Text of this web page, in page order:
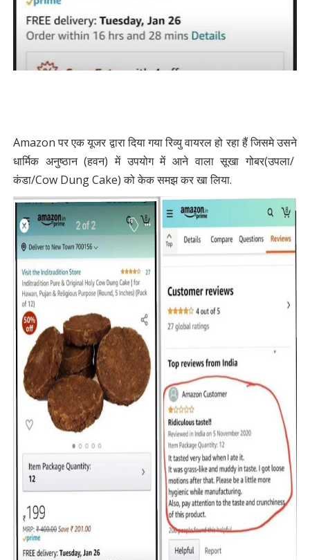
Amazon पर एक यूजर द्वारा दिया गया रिव्यु वायरल हो रहा हैं जिसमे उसने
धार्मिक अनुष्ठान (हवन) में उपयोग में आने वाला सूखा गोबर(उपला/
कंडा/Cow Dung Cake) को केक समझ कर खा लिया.